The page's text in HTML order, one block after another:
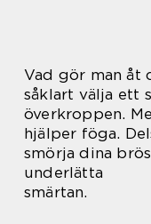
Vad gör man åt
såklart välja ett
överkroppen.
hjälper föga.
smörja dina
underlätta
smärtan.